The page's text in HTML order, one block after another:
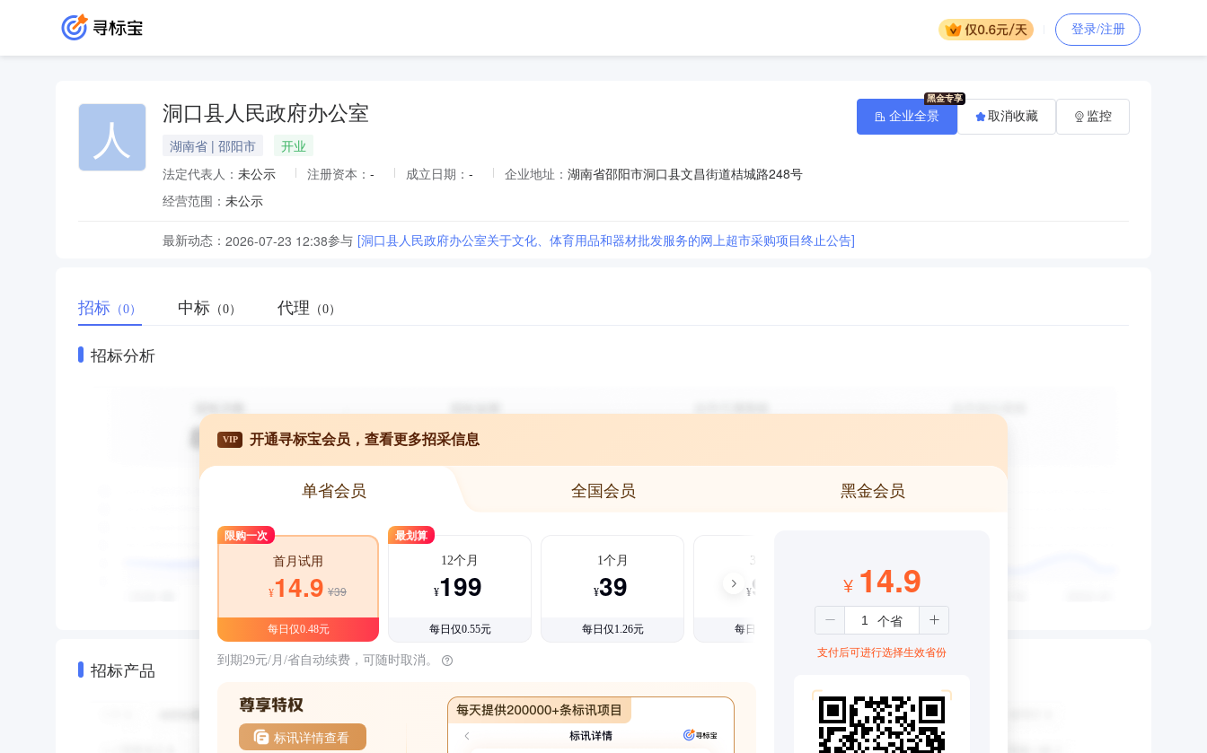
登录/注册
人 洞口县人民政府办公室
湖南省 | 邵阳市
开业
法定代表人： 未公示 注册资本： - 成立日期： - 企业地址： 湖南省邵阳市洞口县文昌街道桔城路248号
经营范围： 未公示
最新动态： 2026-07-23 12:38参与 [洞口县人民政府办公室关于文化、体育用品和器材批发服务的网上超市采购项目终止公告]
企业全景 取消收藏 监控
招标 （0） 中标 （0） 代理 （0）
招标分析
招标产品
VIP 开通寻标宝会员，查看更多招采信息
单省会员 全国会员 黑金会员
限购一次
首月试用
¥14.9 ¥39
每日仅0.48元
最划算
12个月
¥199
每日仅0.55元
1个月
¥39
每日仅1.26元
3个月
¥99
每日仅1.08元
到期29元/月/省自动续费，可随时取消。
标讯详情查看
¥ 14.9
支付后可进行选择生效省份